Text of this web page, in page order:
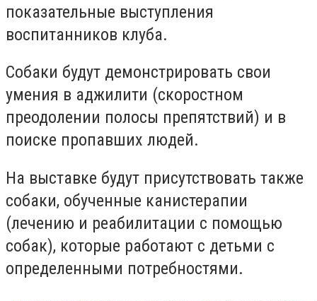
показательные выступления
воспитанников клуба.
Собаки будут демонстрировать свои
умения в аджилити (скоростном
преодолении полосы препятствий) и в
поиске пропавших людей.
На выставке будут присутствовать также
собаки, обученные канистерапии
(лечению и реабилитации с помощью
собак), которые работают с детьми с
определенными потребностями.